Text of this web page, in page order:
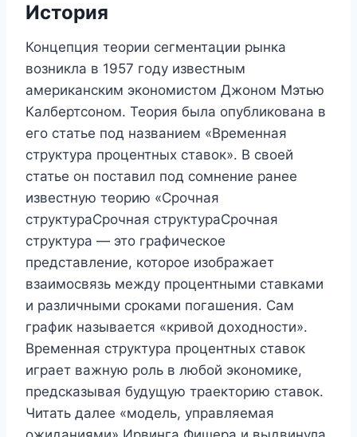
История
Концепция теории сегментации рынка
возникла в 1957 году известным
американским экономистом Джоном Мэтью
Калбертсоном. Теория была опубликована в
его статье под названием «Временная
структура процентных ставок». В своей
статье он поставил под сомнение ранее
известную теорию «Срочная
структураСрочная структураСрочная
структура — это графическое
представление, которое изображает
взаимосвязь между процентными ставками
и различными сроками погашения. Сам
график называется «кривой доходности».
Временная структура процентных ставок
играет важную роль в любой экономике,
предсказывая будущую траекторию ставок.
Читать далее «модель, управляемая